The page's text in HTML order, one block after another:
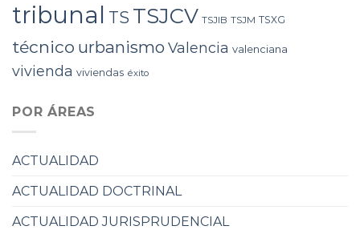
tribunal TS TSJCV TSJIB TSJM TSXG
técnico urbanismo Valencia valenciana
vivienda viviendas éxito
POR ÁREAS
ACTUALIDAD
ACTUALIDAD DOCTRINAL
ACTUALIDAD JURISPRUDENCIAL